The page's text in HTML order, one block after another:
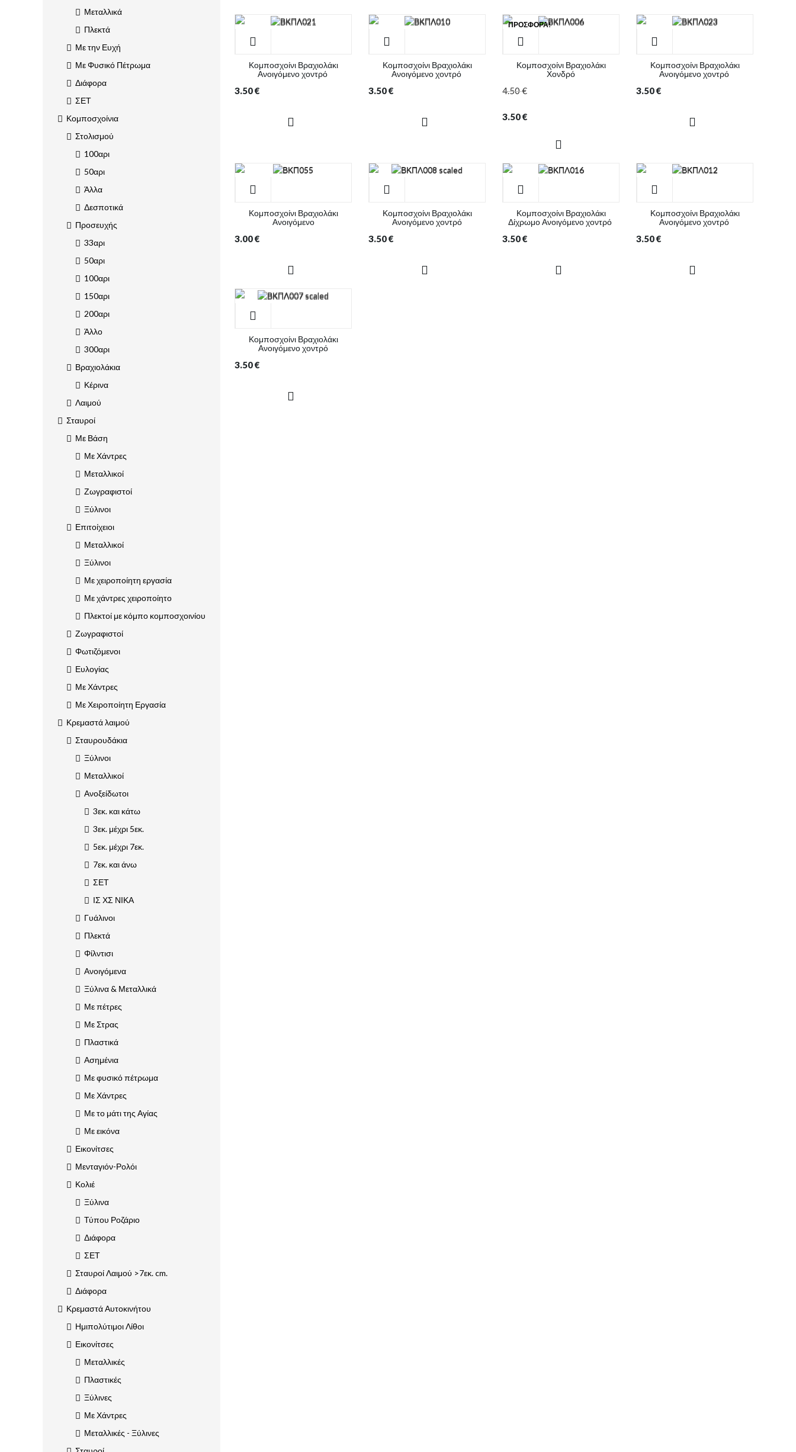
Κομποσχοίνι Βραχιολάκι
Ανοιγόμενο χοντρό
3.50€
Κομποσχοίνι Βραχιολάκι
Ανοιγόμενο χοντρό
3.50€
ΠΡΟΣΦΟΡΆ!
Κομποσχοίνι Βραχιολάκι
Χονδρό
4.50€
3.50€
Κομποσχοίνι Βραχιολάκι
Ανοιγόμενο χοντρό
3.50€
Κομποσχοίνι Βραχιολάκι
Ανοιγόμενο
3.00€
Κομποσχοίνι Βραχιολάκι
Ανοιγόμενο χοντρό
3.50€
Κομποσχοίνι Βραχιολάκι
Δίχρωμο Ανοιγόμενο χοντρό
3.50€
Κομποσχοίνι Βραχιολάκι
Ανοιγόμενο χοντρό
3.50€
Κομποσχοίνι Βραχιολάκι
Ανοιγόμενο χοντρό
3.50€
Μεταλλικά
Πλεκτά
Με την Ευχή
Με Φυσικό Πέτρωμα
Διάφορα
ΣΕΤ
Κομποσχοίνια
Στολισμού
100αρι
50αρι
Άλλα
Δεσποτικά
Προσευχής
33αρι
50αρι
100αρι
150αρι
200αρι
Άλλο
300αρι
Βραχιολάκια
Κέρινα
Λαιμού
Σταυροί
Με Βάση
Με Χάντρες
Μεταλλικοί
Ζωγραφιστοί
Ξύλινοι
Επιτοίχειοι
Μεταλλικοί
Ξύλινοι
Με χειροποίητη εργασία
Με χάντρες χειροποίητο
Πλεκτοί με κόμπο κομποσχοινίου
Ζωγραφιστοί
Φωτιζόμενοι
Ευλογίας
Με Χάντρες
Με Χειροποίητη Εργασία
Κρεμαστά λαιμού
Σταυρουδάκια
Ξύλινοι
Μεταλλικοί
Ανοξείδωτοι
3εκ. και κάτω
3εκ. μέχρι 5εκ.
5εκ. μέχρι 7εκ.
7εκ. και άνω
ΣΕΤ
ΙΣ ΧΣ ΝΙΚΑ
Γυάλινοι
Πλεκτά
Φίλντισι
Ανοιγόμενα
Ξύλινα & Μεταλλικά
Με πέτρες
Με Στρας
Πλαστικά
Ασημένια
Με φυσικό πέτρωμα
Με Χάντρες
Με το μάτι της Αγίας
Με εικόνα
Εικονίτσες
Μενταγιόν-Ρολόι
Κολιέ
Ξύλινα
Τύπου Ροζάριο
Διάφορα
ΣΕΤ
Σταυροί Λαιμού >7εκ. cm.
Διάφορα
Κρεμαστά Αυτοκινήτου
Ημιπολύτιμοι Λίθοι
Εικονίτσες
Μεταλλικές
Πλαστικές
Ξύλινες
Με Χάντρες
Μεταλλικές - Ξύλινες